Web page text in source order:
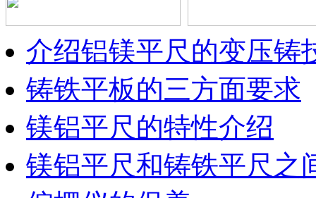
介绍铝镁平尺的变压铸
铸铁平板的三方面要求
镁铝平尺的特性介绍
镁铝平尺和铸铁平尺之